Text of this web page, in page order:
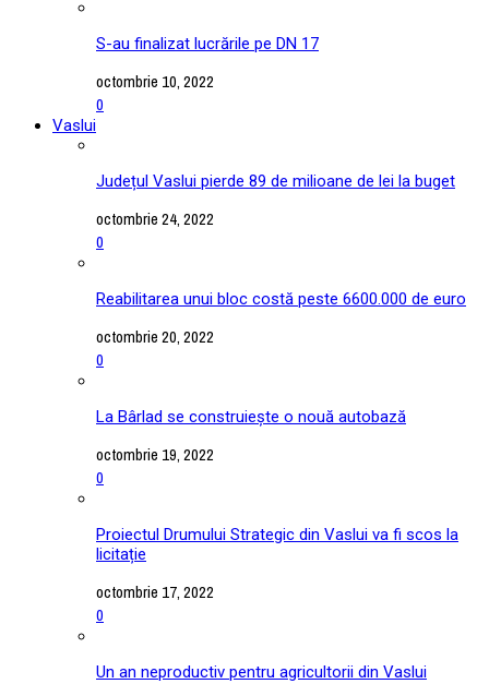
S-au finalizat lucrările pe DN 17
octombrie 10, 2022
0
Vaslui
Județul Vaslui pierde 89 de milioane de lei la buget
octombrie 24, 2022
0
Reabilitarea unui bloc costă peste 6600.000 de euro
octombrie 20, 2022
0
La Bârlad se construiește o nouă autobază
octombrie 19, 2022
0
Proiectul Drumului Strategic din Vaslui va fi scos la
licitație
octombrie 17, 2022
0
Un an neproductiv pentru agricultorii din Vaslui